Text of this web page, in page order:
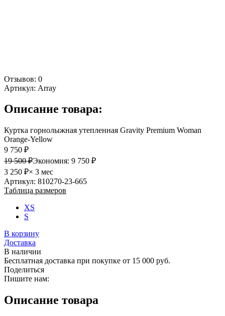
Отзывов: 0
Артикул: Array
Описание товара:
Куртка горнолыжная утепленная Gravity Premium Woman
Orange-Yellow
9 750 ₽
19 500 ₽Экономия: 9 750 ₽
3 250 ₽× 3 мес
Артикул: 810270-23-665
Таблица размеров
XS
S
В корзину
Доставка
В наличии
Бесплатная доставка при покупке от 15 000 руб.
Поделиться
Пишите нам:
Описание товара